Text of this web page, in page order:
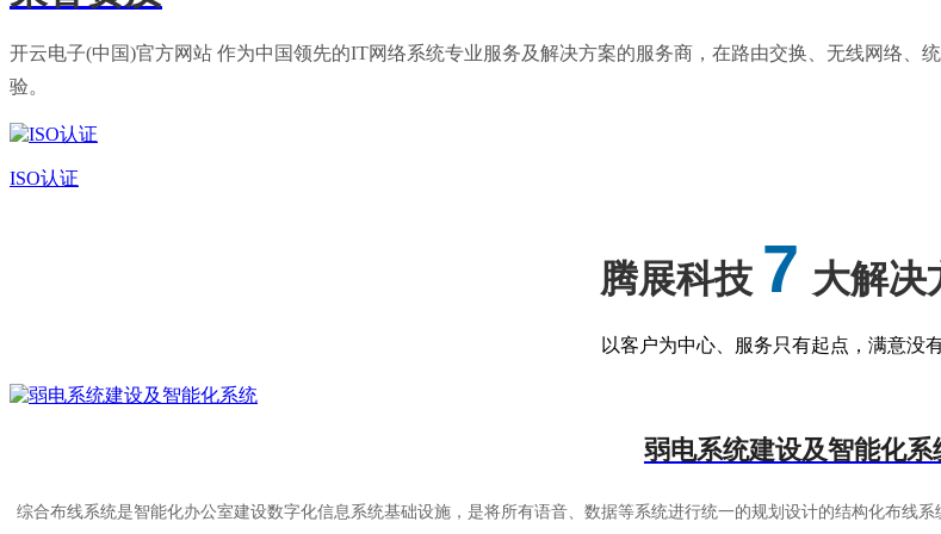
开云电子(中国)官方网站 作为中国领先的IT网络系统专业服务及解决方案的服务商，在路由交换、无线网络
验。
ISO认证
腾展科技 7 大解决
以客户为中心、服务只有起点，满意没
弱电系统建设及智能化系
综合布线系统是智能化办公室建设数字化信息系统基础设施，是将所有语音、数据等系统进行统一的规划设计的结构化布线